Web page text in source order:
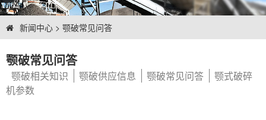
新闻中心 > 颚破常见问答
颚破常见问答
颚破相关知识 颚破供应信息 颚破常见问答
颚式破碎
机参数